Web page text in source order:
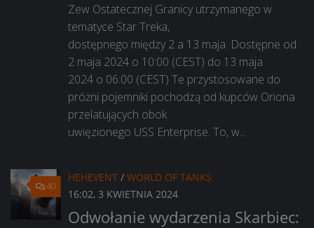
Zew Ostatecznej Granicy utrzymanego w
tematyce Star Treka,
dostępnego między 2 a 13 maja. Dostępne od
2 maja 2024 o 10:00 (CEST) do 13 maja
2024 o 06:00 (CEST) Te przystosowane do
próżni pojemniki pochodzą od kupców Oriona
przelatujących obok
uwięzionego USS Enterprise. To, w...
40
HEHEVENT / WORLD OF TANKS
16:02, 3 KWIETNIA 2024
Odwołanie wydarzenia Skarbiec: